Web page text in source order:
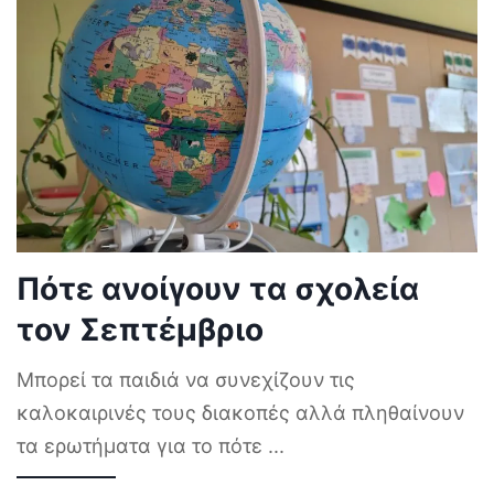
Πότε ανοίγουν τα σχολεία
τον Σεπτέμβριο
Μπορεί τα παιδιά να συνεχίζουν τις
καλοκαιρινές τους διακοπές αλλά πληθαίνουν
τα ερωτήματα για το πότε ...